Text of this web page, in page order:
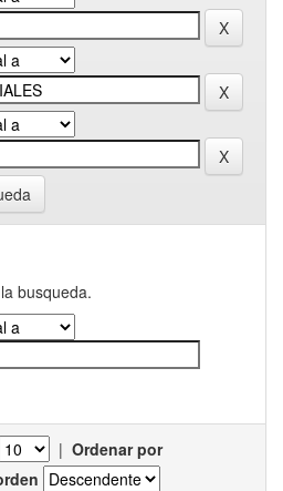
busqueda.
| Ordenar por